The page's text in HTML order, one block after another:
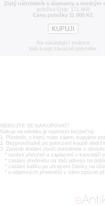
Zlatý náhrdelník s diamanty a modrým
položka číslo: 171 668
Cena položky 11 000 Kč
Na následující stránce
Vaši koupi závazně potvrdíte.
NEBOJTE SE NAKUPOVAT!
Nákup na eAntiku je naprosto bezpečný:
1. Předmět, o který máte zájem, kupujete
2. Bezprostředně po potvrzení koupě
3. Způsob dodání zboží dohodnete s
* osobní převzetí a zaplacení v kanceláři
* zaslání předmětu na Vaši adresu na
* zaslání balíku po uhrazení částky na
* u objemných předmětů s Vámi způsob